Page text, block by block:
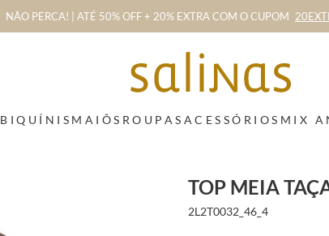
NÃO PERCA! | ATÉ 50% OFF + 20% EXTRA COM O CUPOM
BIQUÍNIS MAIÔS ROUPAS ACESSÓRIOS MIX
TOP MEIA
2L2T0032_46_4